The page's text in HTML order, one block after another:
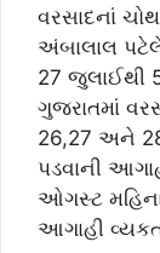
વરસાદનાં
અંબાલાલ
27 જુલાઈથી
ગુજરાતમાં
26,27 અને 28
પડવાની
ઓગસ્ટ
આગાહી